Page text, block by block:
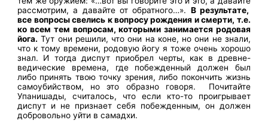
рассмотрим, а давайте от обратного…». В результате,
все вопросы свелись к вопросу рождения и смерти, т.е.
ко всем тем вопросам, которыми занимается родовая
йога. Тут они решили, что они на коне, но они не знали,
что к тому времени, родовую йогу я тоже очень хорошо
знал. И тогда диспут приобрел черты, как в древне-
ведические времена, где побежденный должен был
либо принять твою точку зрения, либо покончить жизнь
самоубийством, но это образно говоря. Почитайте
Упанишады, считалось, что если кто-то проигрывает
диспут и не признает себя побежденным, он должен
добровольно уйти в самадхи.